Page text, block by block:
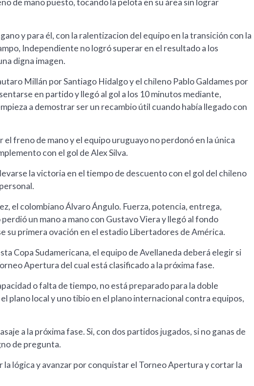
de mano puesto, tocando la pelota en su área sin lograr
y para él, con la ralentizacion del equipo en la transición con la
Independiente no logró superar en el resultado a los
digna imagen.
Millán por Santiago Hidalgo y el chileno Pablo Galdames por
en partido y llegó al gol a los 10 minutos mediante,
a demostrar ser un recambio útil cuando había llegado con
freno de mano y el equipo uruguayo no perdonó en la única
con el gol de Alex Silva.
la victoria en el tiempo de descuento con el gol del chileno
el colombiano Álvaro Ángulo. Fuerza, potencia, entrega,
un mano a mano con Gustavo Viera y llegó al fondo
su primera ovación en el estadio Libertadores de América.
Copa Sudamericana, el equipo de Avellaneda deberá elegir si
Apertura del cual está clasificado a la próxima fase.
o falta de tiempo, no está preparado para la doble
plano local y uno tibio en el plano internacional contra equipos,
a la próxima fase. Si, con dos partidos jugados, si no ganas de
de pregunta.
lógica y avanzar por conquistar el Torneo Apertura y cortar la